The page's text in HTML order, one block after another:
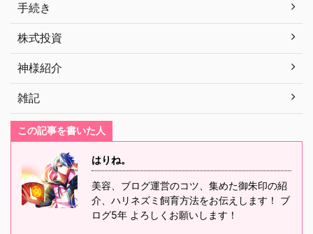
手続き
株式投資
神様紹介
雑記
この記事を書いた人
はりね。
美容、ブログ運営のコツ、集めた御朱印の紹
介、ハリネズミ飼育方法をお伝えします！ ブ
ログ5年 よろしくお願いします！